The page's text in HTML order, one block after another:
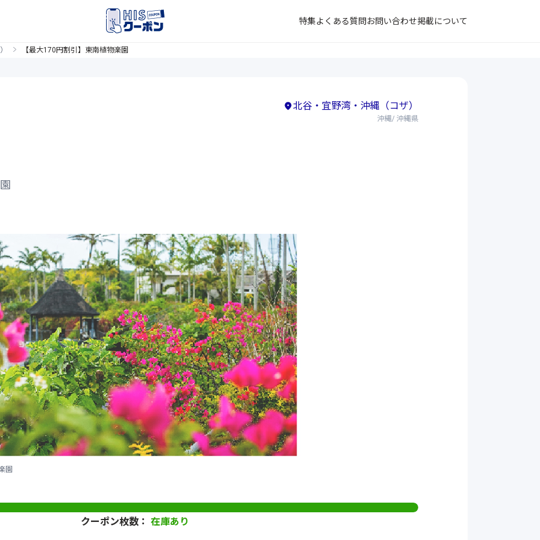
特集よくある質問お問い合わせ掲載について
【最大170円割引】東南植物楽園
北谷・宜野湾・沖縄（コザ）
沖縄/ 沖縄県
園
クーポン枚数： 在庫あり